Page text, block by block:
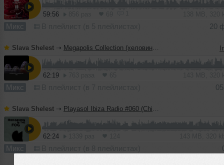
59:56
Микс 20
Slava Shelest ➝ Megapolis Collection (хеловинское:)
62:19
Микс
Slava Shelest ➝ Playasol Ibiza Radio #060 (Chill Rave)
62:24
Микс